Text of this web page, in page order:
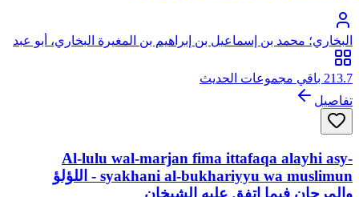
البخاري؛ محمد بن إسماعيل بن إبراهيم بن المغيرة البخاري، أبو عبد
الله
213.7 باقي مجموعات الحديث
تفاصيل
Al-lulu wal-marjan fima ittafaqa alayhi asy-
syakhani al-bukhariyyu wa muslimun - اللؤلؤ
والمرجان فيما اتفق عليه الشيخان